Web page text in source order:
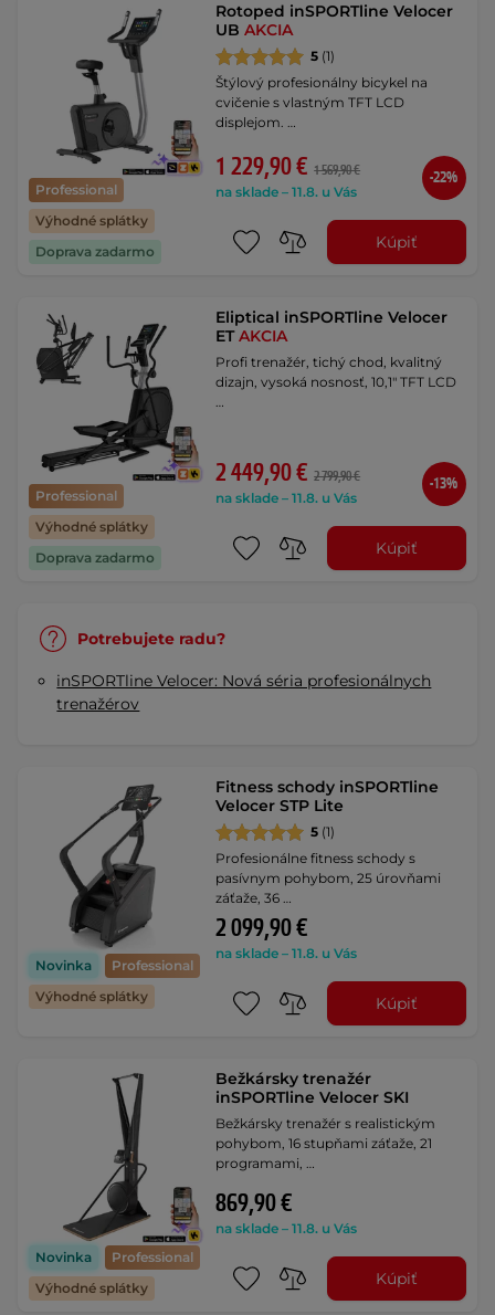
Professional
Výhodné splátky
Doprava zadarmo
Rotoped inSPORTline Velocer
UBAKCIA
5 (1)
Štýlový profesionálny bicykel na
cvičenie s vlastným TFT LCD
displejom. …
1 229,90 € 1 569,90 €
na sklade – 11.8. u Vás
-22%
Kúpiť
Professional
Výhodné splátky
Doprava zadarmo
Eliptical inSPORTline Velocer
ETAKCIA
Profi trenažér, tichý chod, kvalitný
dizajn, vysoká nosnosť, 10,1" TFT LCD
…
2 449,90 € 2 799,90 €
na sklade – 11.8. u Vás
-13%
Kúpiť
Potrebujete radu?
inSPORTline Velocer: Nová séria profesionálnych
trenažérov
Novinka
Professional
Výhodné splátky
Fitness schody inSPORTline
Velocer STP Lite
5 (1)
Profesionálne fitness schody s
pasívnym pohybom, 25 úrovňami
záťaže, 36 …
2 099,90 €
na sklade – 11.8. u Vás
Kúpiť
Novinka
Professional
Výhodné splátky
Bežkársky trenažér
inSPORTline Velocer SKI
Bežkársky trenažér s realistickým
pohybom, 16 stupňami záťaže, 21
programami, …
869,90 €
na sklade – 11.8. u Vás
Kúpiť